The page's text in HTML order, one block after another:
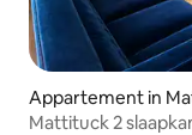
Appartement in
Mattituck 2